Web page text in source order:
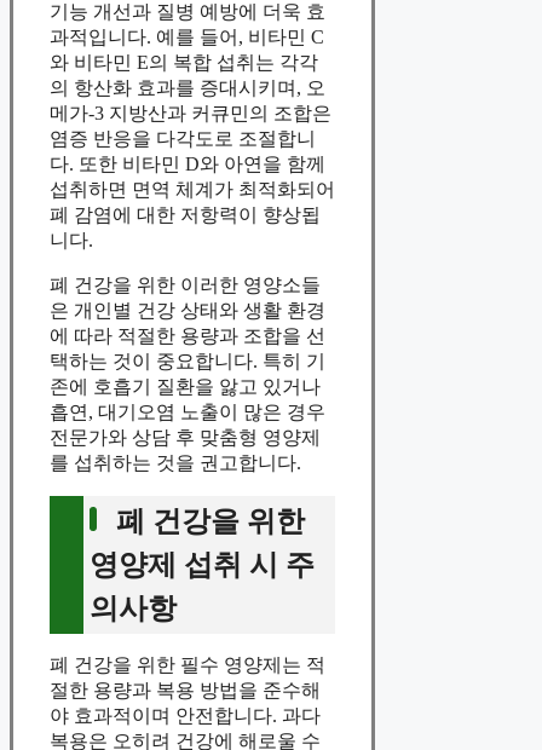
기능 개선과 질병 예방에 더욱 효
과적입니다. 예를 들어, 비타민 C
와 비타민 E의 복합 섭취는 각각
의 항산화 효과를 증대시키며, 오
메가-3 지방산과 커큐민의 조합은
염증 반응을 다각도로 조절합니
다. 또한 비타민 D와 아연을 함께
섭취하면 면역 체계가 최적화되어
폐 감염에 대한 저항력이 향상됩
니다.
폐 건강을 위한 이러한 영양소들
은 개인별 건강 상태와 생활 환경
에 따라 적절한 용량과 조합을 선
택하는 것이 중요합니다. 특히 기
존에 호흡기 질환을 앓고 있거나
흡연, 대기오염 노출이 많은 경우
전문가와 상담 후 맞춤형 영양제
를 섭취하는 것을 권고합니다.
폐 건강을 위한
영양제 섭취 시 주
의사항
폐 건강을 위한 필수 영양제는 적
절한 용량과 복용 방법을 준수해
야 효과적이며 안전합니다. 과다
복용은 오히려 건강에 해로울 수